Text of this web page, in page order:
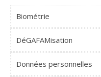
Biométrie
DéGAFAMisation
Données personnelles